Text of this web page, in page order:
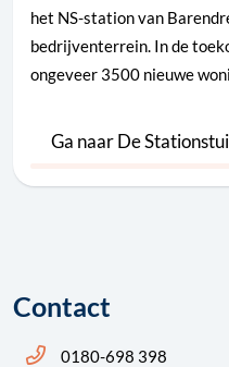
het NS-station van
bedrijventerrein. In de
ongeveer 3500 nieuwe
Ga naar De
Contact
Bel ons: 14 0180
0180-698 398